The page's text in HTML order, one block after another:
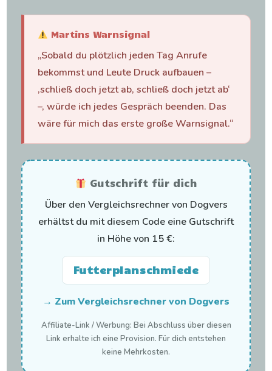
Martins Warnsignal
„Sobald du plötzlich jeden Tag Anrufe
bekommst und Leute Druck aufbauen –
‚schließ doch jetzt ab, schließ doch jetzt ab‘
–, würde ich jedes Gespräch beenden. Das
wäre für mich das erste große Warnsignal.“
Gutschrift für dich
Über den Vergleichsrechner von Dogvers
erhältst du mit diesem Code eine Gutschrift
in Höhe von 15 €:
Futterplanschmiede
→ Zum Vergleichsrechner von Dogvers
Affiliate-Link / Werbung: Bei Abschluss über diesen
Link erhalte ich eine Provision. Für dich entstehen
keine Mehrkosten.